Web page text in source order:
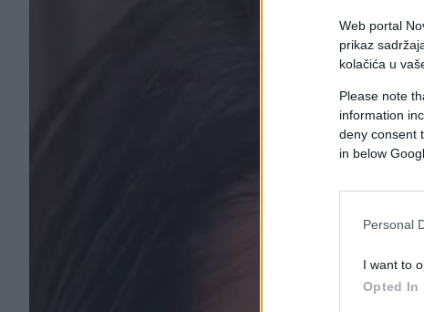
Web portal
prikaz
kolačića u
Please note
information
deny consent
in below
Personal
I want to
Opted In